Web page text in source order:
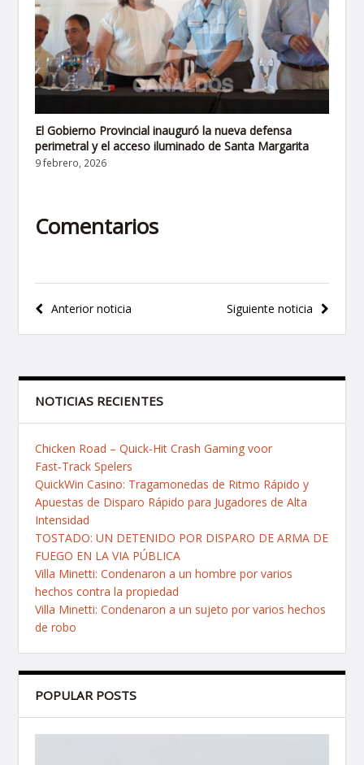
El Gobierno Provincial inauguró la nueva defensa
perimetral y el acceso iluminado de Santa Margarita
9 febrero, 2026
Comentarios
Navegación
de
Siguiente noticia
Anterior noticia
NOTICIAS RECIENTES
Chicken Road – Quick‑Hit Crash Gaming voor
Fast‑Track Spelers
QuickWin Casino: Tragamonedas de Ritmo Rápido y
Apuestas de Disparo Rápido para Jugadores de Alta
Intensidad
TOSTADO: UN DETENIDO POR DISPARO DE ARMA DE
FUEGO EN LA VIA PÚBLICA
Villa Minetti: Condenaron a un hombre por varios
hechos contra la propiedad
Villa Minetti: Condenaron a un sujeto por varios hechos
de robo
POPULAR POSTS